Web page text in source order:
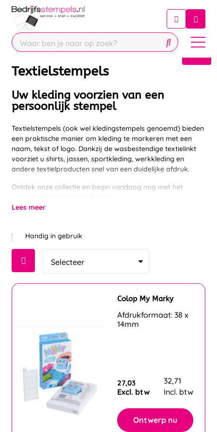
Chatbot
Chat 24/7 met onze chatbot voor
Contact
Textielstempels
Uw kleding voorzien van een
persoonlijk stempel
Textielstempels (ook wel kledingstempels genoemd) bieden
een praktische manier om kleding te markeren met een
naam, tekst of logo. Dankzij de wasbestendige textielinkt
voorziet u shirts, jassen, sportkleding, werkkleding en
andere textielproducten snel van een duidelijke afdruk.
Ontdek onze collectie en begin vandaag nog met het
Lees meer
Handig in gebruik
Colop My Marky
Afdrukformaat: 38 x
14mm
27,03
Excl. btw
32,71
Incl. btw
Ontwerp nu